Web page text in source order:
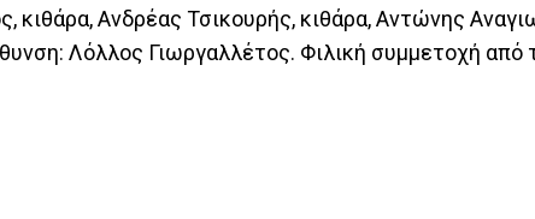
κιθάρα, Ανδρέας Τσικουρής, κιθάρα, Αντώνης
Λόλλος Γιωργαλλέτος. Φιλική συμμετοχή από